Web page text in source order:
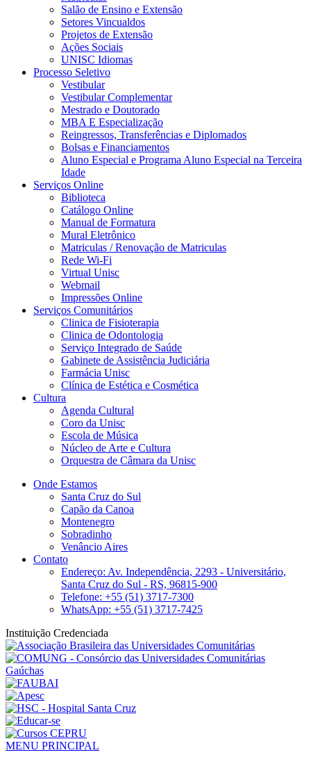
Salão de Ensino e Extensão
Setores Vincualdos
Projetos de Extensão
Ações Sociais
UNISC Idiomas
Processo Seletivo
Vestibular
Vestibular Complementar
Mestrado e Doutorado
MBA E Especialização
Reingressos, Transferências e Diplomados
Bolsas e Financiamentos
Aluno Especial e Programa Aluno Especial na Terceira
Idade
Serviços Online
Biblioteca
Catálogo Online
Manual de Formatura
Mural Eletrônico
Matriculas / Renovação de Matriculas
Rede Wi-Fi
Virtual Unisc
Webmail
Impressões Online
Serviços Comunitários
Clinica de Fisioterapia
Clinica de Odontologia
Serviço Integrado de Saúde
Gabinete de Assistência Judiciária
Farmácia Unisc
Clínica de Estética e Cosmética
Cultura
Agenda Cultural
Coro da Unisc
Escola de Música
Núcleo de Arte e Cultura
Orquestra de Câmara da Unisc
Onde Estamos
Santa Cruz do Sul
Capão da Canoa
Montenegro
Sobradinho
Venâncio Aires
Contato
Endereço: Av. Independência, 2293 - Universitário,
Santa Cruz do Sul - RS, 96815-900
Telefone: +55 (51) 3717-7300
WhatsApp: +55 (51) 3717-7425
Instituição Credenciada
MENU PRINCIPAL